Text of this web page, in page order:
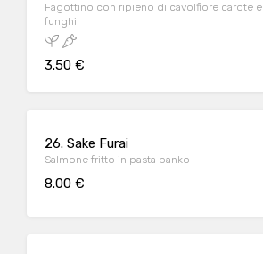
Fagottino con ripieno di cavolfiore carote e
funghi
3.50 €
26. Sake Furai
Salmone fritto in pasta panko
8.00 €